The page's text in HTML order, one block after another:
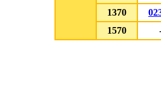
1370
1570